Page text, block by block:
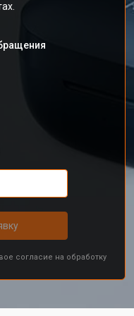
согласие на обработку